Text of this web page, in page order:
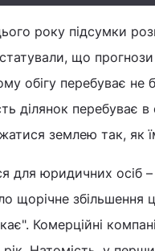
року підсумки
що
обігу перебуває не
ділянок перебуває
землею так, як
для юридичних осіб
щорічне збільшення
Комерційні